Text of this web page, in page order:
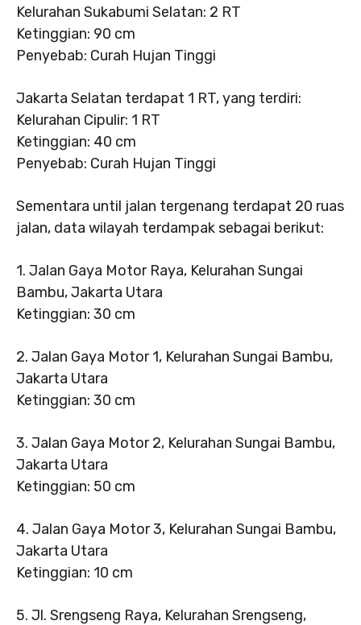
Kelurahan Sukabumi Selatan: 2 RT
Ketinggian: 90 cm
Penyebab: Curah Hujan Tinggi
Jakarta Selatan terdapat 1 RT, yang terdiri:
Kelurahan Cipulir: 1 RT
Ketinggian: 40 cm
Penyebab: Curah Hujan Tinggi
Sementara until jalan tergenang terdapat 20 ruas
jalan, data wilayah terdampak sebagai berikut:
1. Jalan Gaya Motor Raya, Kelurahan Sungai
Bambu, Jakarta Utara
Ketinggian: 30 cm
2. Jalan Gaya Motor 1, Kelurahan Sungai Bambu,
Jakarta Utara
Ketinggian: 30 cm
3. Jalan Gaya Motor 2, Kelurahan Sungai Bambu,
Jakarta Utara
Ketinggian: 50 cm
4. Jalan Gaya Motor 3, Kelurahan Sungai Bambu,
Jakarta Utara
Ketinggian: 10 cm
5. Jl. Srengseng Raya, Kelurahan Srengseng,